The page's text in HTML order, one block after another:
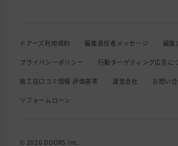
ドアーズ利用規約 編集責任者メッセージ 編集
プライバシーポリシー 行動ターゲティング広告に
施工店口コミ情報 評価基準 運営会社 お問い
リフォームローン
© 2026 DOORS Inc.